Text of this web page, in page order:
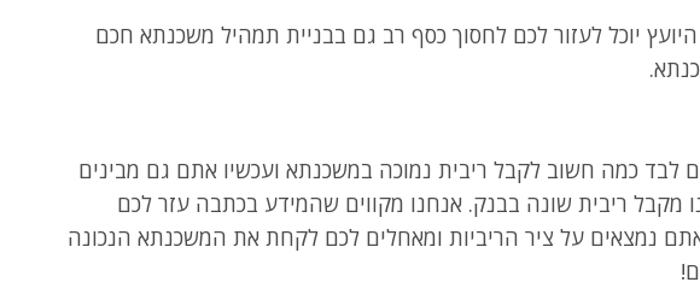
יוכל לעזור לכם לחסוך כסף רב גם בבניית תמהיל משכנתא חכם
לבד כמה חשוב לקבל ריבית נמוכה במשכנתא ועכשיו אתם גם מבינים
מקבל ריבית שונה בבנק. אנחנו מקווים שהמידע בכתבה עזר לכם
נמצאים על ציר הריביות ומאחלים לכם לקחת את המשכנתא הנכונה